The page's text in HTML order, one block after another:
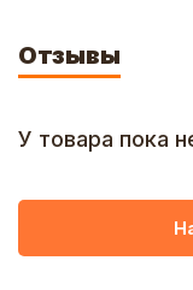
Отзывы
У товара пока